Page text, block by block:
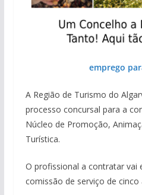
emprego
A Região de Turismo do
processo concursal para a
Núcleo de Promoção,
Turística.
O profissional a contratar vai
comissão de serviço de cinco